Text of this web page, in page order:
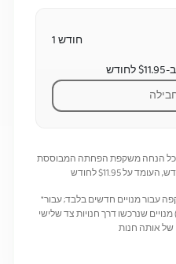
חודש 1
וכל הנחה משקפת הפחתה המבוססת
העומד על
$11.95
*התחייבות להחזר כספי תוך 30 יום תקפה עבור מנויים חדשים בלבד; עבור
מנויים שנרכשו דרך חנויות צד שלישי (כמו Apple App Store), החזרים יינתנו